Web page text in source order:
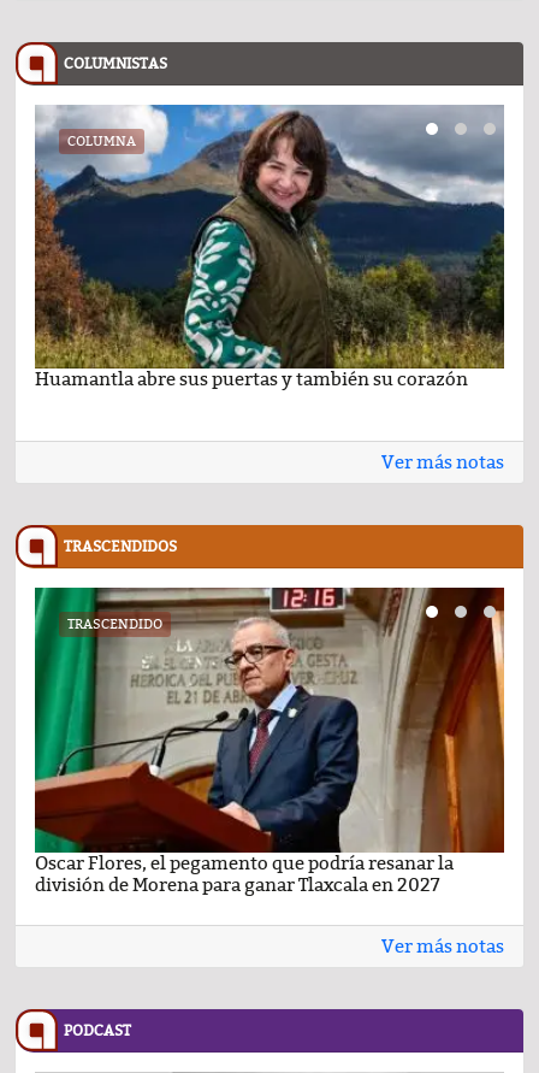
COLUMNISTAS
COLUMNA
Huamantla abre sus puertas y también su corazón
Ver más notas
TRASCENDIDOS
TRASCENDIDO
Oscar Flores, el pegamento que podría resanar la
división de Morena para ganar Tlaxcala en 2027
Ver más notas
PODCAST